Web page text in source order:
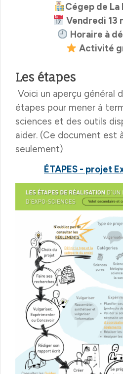
Cégep de
Vendredi 13
Horaire à
Activité
Les étapes
Voici un aperçu général
étapes pour mener à
sciences et des outils
aider. (Ce document est
seulement)
ÉTAPES - projet